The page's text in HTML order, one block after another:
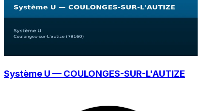
Système U — COULONGES-SUR-L'AUTIZE